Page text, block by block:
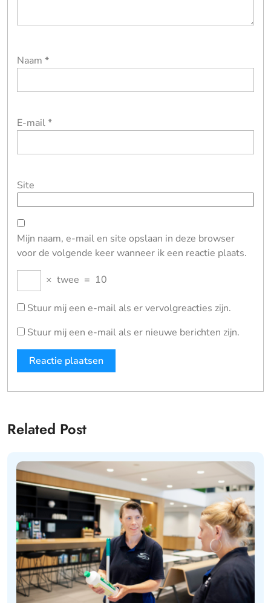
Naam *
E-mail*
Site
Mijn naam, e-mail en site opslaan in deze browser
voor de volgende keer wanneer ik een reactie plaats.
× twee = 10
Stuur mij een e-mail als er vervolgreacties zijn.
Stuur mij een e-mail als er nieuwe berichten zijn.
Related Post